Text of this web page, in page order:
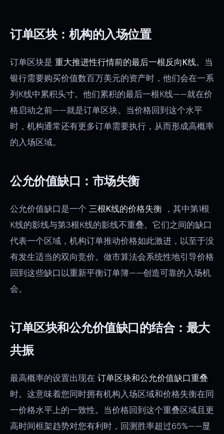
订单区块：机构的入场位置
订单区块是 重大推进性行情前的最后一根反向K线。当
银行需要购买价值数百万美元的资产时，他们会在一系
列K线中累积头寸。他们累积的最后一根K线——就在价
格启动之前——就是订单区块。当价格回到这个水平
时，机构通常还有更多订单需要执行，从而形成高概率
的入场区域。
公允价值缺口：市场失衡
公允价值缺口是一个 三根K线的价格失衡 ，其中第1根
K线的影线与第3根K线的影线不重叠。它们之间的缺口
代表一个区域，机构订单推动价格如此激进，以至于没
有发生适当的双向竞价。做市算法会系统性地引导价格
回到这些缺口以重新平衡订单簿——创造可靠的入场机
会。
订单区块和公允价值缺口的结合：最大
共振
最高概率的设置出现在 订单区块和公允价值缺口重叠
时。这意味着您同时拥有机构入场区域和价格失衡在同
一价格水平上的一致性。当价格回到这个重叠区域且更
高时间框架趋势对您有利时，回测胜率超过65%——显